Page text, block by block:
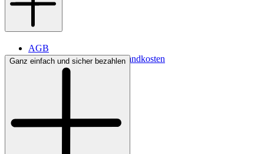
AGB
Lieferbedingungen & Versandkosten
Bezahlung
Ganz einfach und sicher bezahlen